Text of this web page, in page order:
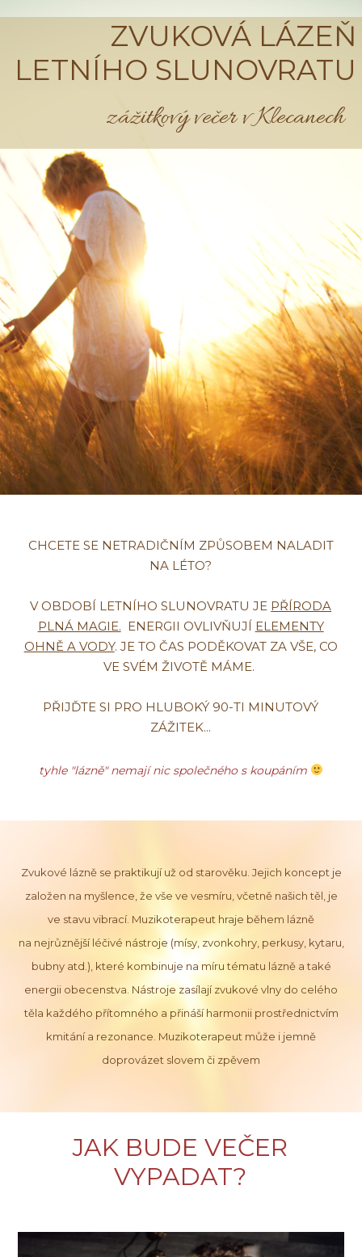
ZVUKOVÁ LÁZEŇ
LETNÍHO SLUNOVRATU
zážitkový večer v Klecanech
CHCETE SE NETRADIČNÍM ZPŮSOBEM NALADIT
NA LÉTO?
V OBDOBÍ LETNÍHO SLUNOVRATU JE PŘÍRODA
PLNÁ MAGIE. ENERGII OVLIVŇUJÍ ELEMENTY
OHNĚ A VODY. JE TO ČAS PODĚKOVAT ZA VŠE, CO
VE SVÉM ŽIVOTĚ MÁME.
PŘIJĎTE SI PRO HLUBOKÝ 90-TI MINUTOVÝ
ZÁŽITEK...
tyhle "lázně" nemají nic společného s koupáním
Zvukové lázně se praktikují už od starověku. Jejich koncept je
založen na myšlence, že vše ve vesmíru, včetně našich těl, je
ve stavu vibrací. Muzikoterapeut hraje během lázně
na nejrůznější léčivé nástroje (mísy, zvonkohry, perkusy, kytaru,
bubny atd.), které kombinuje na míru tématu lázně a také
energii obecenstva. Nástroje zasílají zvukové vlny do celého
těla každého přítomného a přináší harmonii prostřednictvím
kmitání a rezonance. Muzikoterapeut může i jemně
doprovázet slovem či zpěvem
JAK BUDE VEČER
VYPADAT?